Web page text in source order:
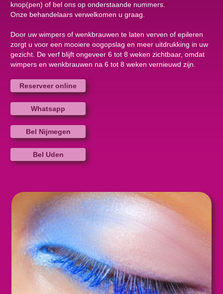
knop(pen) of bel ons op onderstaande nummers.
Onze behandelaars verwelkomen u graag.
Door uw wimpers of wenkbrauwen te laten verven of epileren
zorgt u voor een mooiere oogopslag en meer uitdrukking in uw
gezicht. De verf blijft ongeveer 6 tot 8 weken zichtbaar, omdat
wimpers en wenkbrauwen na 6 tot 8 weken vernieuwd zijn.
Reserveer online
Whatsapp
Bel Nijmegen
Bel Uden